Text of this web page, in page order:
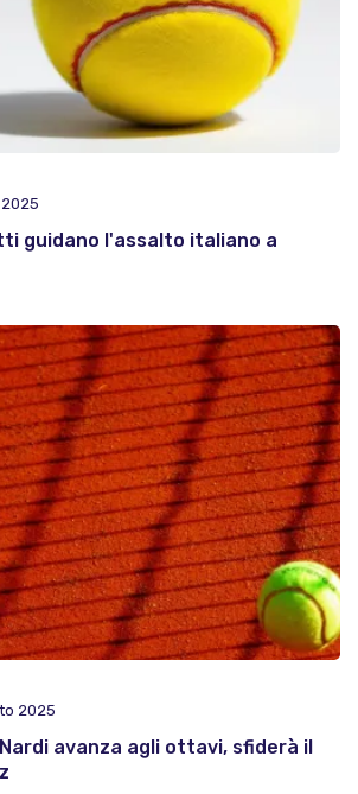
guidano l'assalto italiano a
2025
avanza agli ottavi, sfiderà il